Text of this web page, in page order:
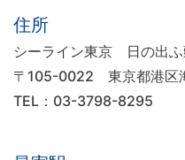
住所
シーライン東京 日の出
〒105-0022 東京都港
TEL：03-3798-8295